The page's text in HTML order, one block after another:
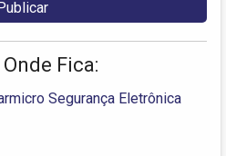
Fica:
Segurança Eletrônica